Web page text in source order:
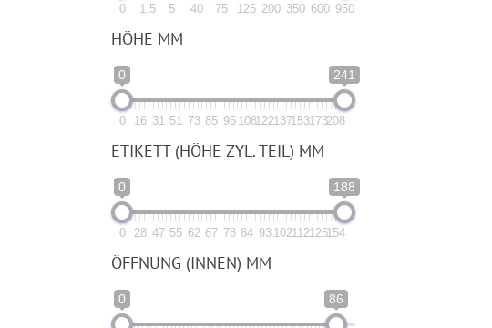
0 1.5 5 40 75 125 200 350 600 950
HÖHE MM
0 241
0 16 31 51 73 85 95 108122137153173208
ETIKETT (HÖHE ZYL. TEIL) MM
0 188
0 28 47 55 62 67 78 84 93 102112125154
ÖFFNUNG (INNEN) MM
0 86